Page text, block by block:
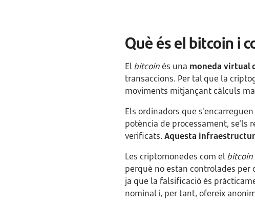
Què és el bitcoin i
Elbitcoinés una moneda virtual
transaccions. Per tal que la
moviments mitjançant càlculs
Els ordinadors que
potència de processament, se'ls
verificats. Aquesta
Les criptomonedes com elbitcoin
perquè no estan controlades
ja que la falsificació és
nominal i, per tant, ofereix